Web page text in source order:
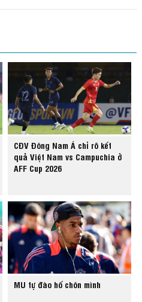
CĐV Đông Nam Á chỉ rõ kết
quả Việt Nam vs Campuchia ở
AFF Cup 2026
MU tự đào hố chôn mình